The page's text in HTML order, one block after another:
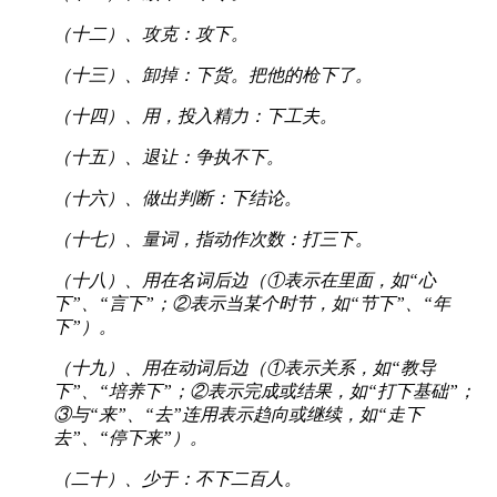
（十二）、攻克：攻下。
（十三）、卸掉：下货。把他的枪下了。
（十四）、用，投入精力：下工夫。
（十五）、退让：争执不下。
（十六）、做出判断：下结论。
（十七）、量词，指动作次数：打三下。
（十八）、用在名词后边（①表示在里面，如“心
下”、“言下”；②表示当某个时节，如“节下”、“年
下”）。
（十九）、用在动词后边（①表示关系，如“教导
下”、“培养下”；②表示完成或结果，如“打下基础”；
③与“来”、“去”连用表示趋向或继续，如“走下
去”、“停下来”）。
（二十）、少于：不下二百人。